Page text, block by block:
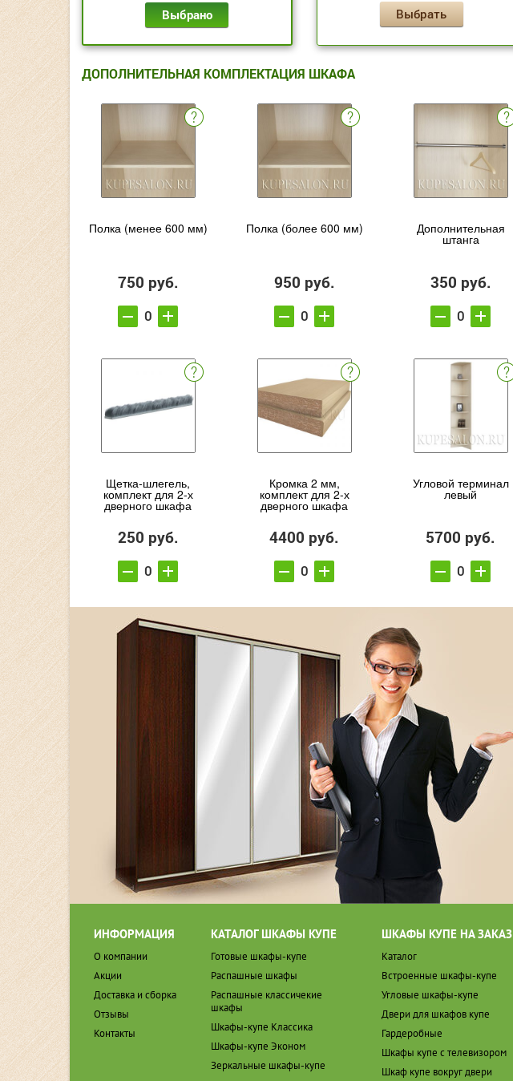
Выбрано
Выбрать
ДОПОЛНИТЕЛЬНАЯ КОМПЛЕКТАЦИЯ ШКАФА
Полка (менее 600 мм)
750 руб.
Полка (более 600 мм)
950 руб.
Дополнительная
штанга
350 руб.
Щетка-шлегель,
комплект для 2-х
дверного шкафа
250 руб.
Кромка 2 мм,
комплект для 2-х
дверного шкафа
4400 руб.
Угловой терминал
левый
5700 руб.
ИНФОРМАЦИЯ
О компании
Акции
Доставка и сборка
Отзывы
Контакты
КАТАЛОГ ШКАФЫ КУПЕ
Готовые шкафы-купе
Распашные шкафы
Распашные классичекие
шкафы
Шкафы-купе Классика
Шкафы-купе Эконом
Зеркальные шкафы-купе
ШКАФЫ КУПЕ НА ЗАКАЗ
Каталог
Встроенные шкафы-купе
Угловые шкафы-купе
Двери для шкафов купе
Гардеробные
Шкафы купе с телевизором
Шкаф купе вокруг двери